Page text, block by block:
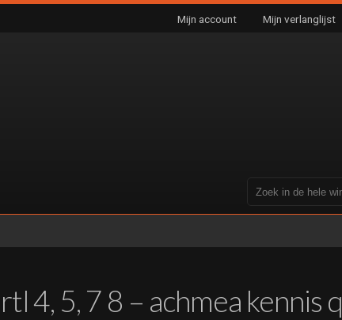
Mijn account Mijn verlanglijst
rtl 4, 5, 7 8 – achmea kennis